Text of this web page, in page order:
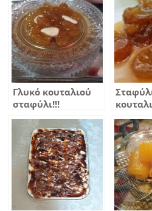
Γλυκό κουταλιού
σταφύλι!!!